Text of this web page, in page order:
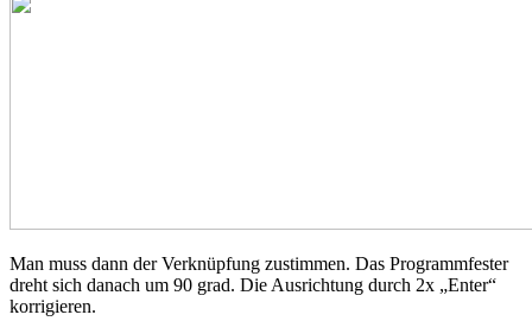
Man muss dann der Verknüpfung zustimmen. Das Programmfester
dreht sich danach um 90 grad. Die Ausrichtung durch 2x „Enter“
korrigieren.